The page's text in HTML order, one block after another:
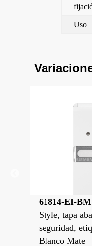
Uso
61814-EI-BM
Style, tapa
seguridad,
Blanco Mate